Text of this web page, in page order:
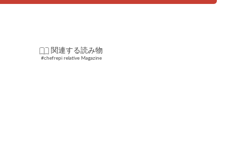
関連する読み物
#chefrepi relative Magazine